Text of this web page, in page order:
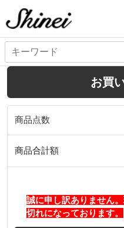
お買
商品点数
商品合計額
誠に申し訳ありません
切れになっております。